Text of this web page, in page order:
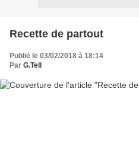
Recette de partout
Publié le 03/02/2018 à 18:14
Par G.Tell